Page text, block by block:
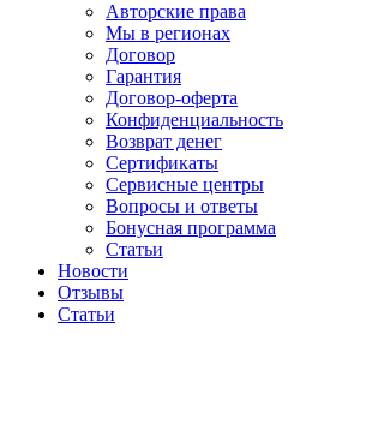
Авторские права
Мы в регионах
Договор
Гарантия
Договор-оферта
Конфиденциальность
Возврат денег
Сертификаты
Сервисные центры
Вопросы и ответы
Бонусная программа
Статьи
Новости
Отзывы
Статьи